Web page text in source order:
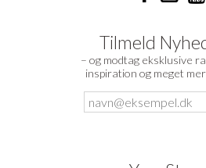
Tilmeld
– og modtag eksklusive
inspiration og meget